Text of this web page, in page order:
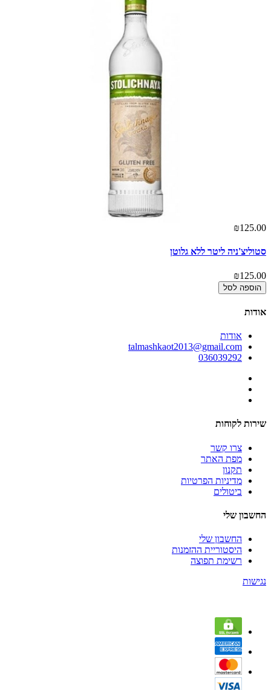
₪125.00
סטוליצ'ניה ליטר ללא גלוטן
₪125.00
הוספה לסל
אודות
אודות
talmashkaot2013@gmail.com
036039292
שירות לקוחות
צרו קשר
מפת האתר
תקנון
מדיניות הפרטיות
ביטולים
החשבון שלי
החשבון שלי
היסטוריית ההזמנות
רשימת תפוצה
נגישות